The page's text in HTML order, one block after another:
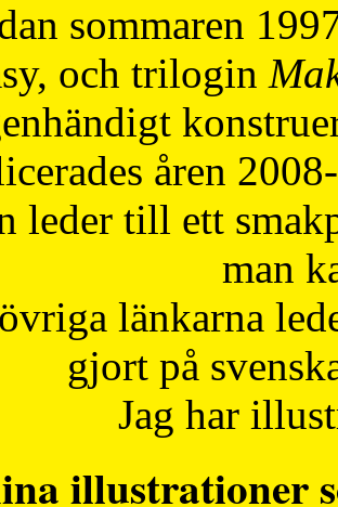
sommaren
och trilogin
åren
leder till ett
man
länkarna
gjort på
Jag har
illustrationer